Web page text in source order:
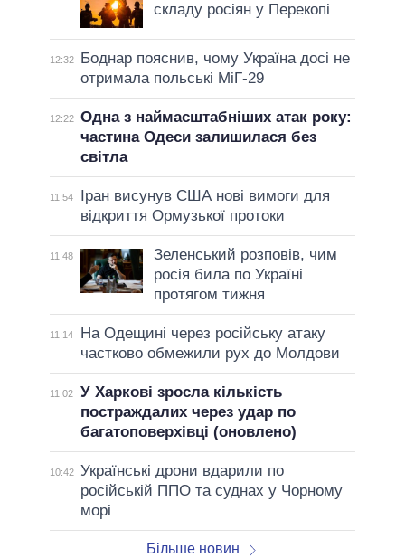
складу росіян у Перекопі
12:32
Боднар пояснив, чому Україна досі не
отримала польські МіГ-29
12:22 Одна з наймасштабніших атак року:
частина Одеси залишилася без
світла
11:54
Іран висунув США нові вимоги для
відкриття Ормузької протоки
11:48
Зеленський розповів, чим
росія била по Україні
протягом тижня
11:14
На Одещині через російську атаку
частково обмежили рух до Молдови
11:02
У Харкові зросла кількість
постраждалих через удар по
багатоповерхівці (оновлено)
10:42 Українські дрони вдарили по
російській ППО та суднах у Чорному
морі
Більше новин